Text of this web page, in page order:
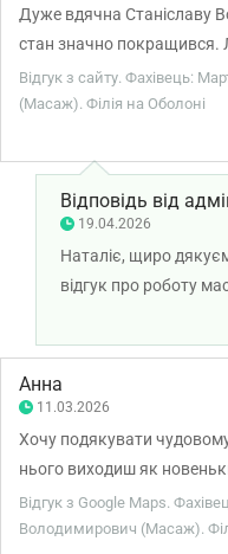
Дуже вдячна Станіславу
стан значно покращився.
вивірений, впевнений.
масажів з іншими
рекомендую!
Відгук з сайту. Фахівець:
(Масаж). Філія на Оболоні
Відповідь від
19.04.2026
Наталіє, щиро
відгук про роботу
Нам надзвичайно
відчутний
прагнемо, щоб
лікування, а й
Бажаємо вам
Анна
11.03.2026
Хочу подякувати
нього виходиш як
квест. Особлива подяка
Юля, Вероніка завжди
Відгук з Google Maps.
Володимирович (Масаж).